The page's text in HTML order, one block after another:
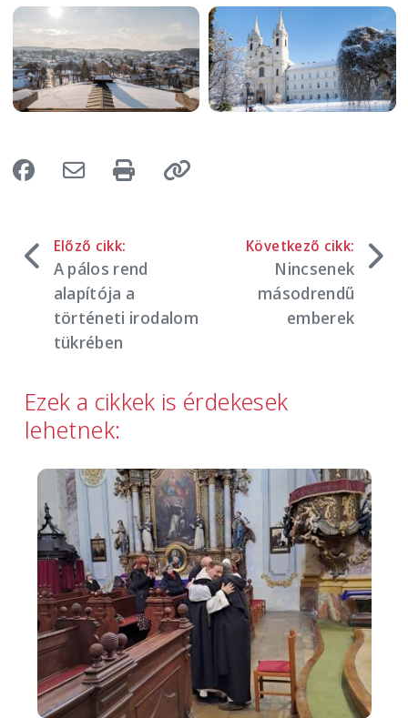
Image Image
Előző cikk:
A pálos rend
alapítója a
történeti irodalom
tükrében
Következő cikk:
Nincsenek
másodrendű
emberek
Ezek a cikkek is érdekesek
lehetnek:
Image